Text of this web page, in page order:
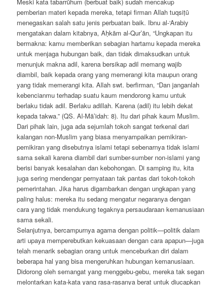
pemberian materi kepada mereka, tetapi firman Allah tuqsiṭū
menegaskan salah satu jenis perbuatan baik. Ibnu al-‘Arabiy
mengatakan dalam kitabnya, Aḥkām al-Qur’ān, “Ungkapan itu
bermakna: kamu memberikan sebagian hartamu kepada mereka
untuk menjaga hubungan baik, dan tidak dimaksudkan untuk
menunjuk makna adil, karena bersikap adil memang wajib
diambil, baik kepada orang yang memerangi kita maupun orang
yang tidak memerangi kita. Allah swt. berfirman, “Dan janganlah
kebencianmu terhadap suatu kaum mendorong kamu untuk
berlaku tidak adil. Berlaku adillah. Karena (adil) itu lebih dekat
kepada takwa.” (QS. Al-Mā’idah: 8). Itu dari pihak kaum Muslim.
Dari pihak lain, juga ada sejumlah tokoh sangat terkenal dari
kalangan non-Muslim yang biasa menyampaikan pemikiran-
pemikiran yang disebutnya islami tetapi sebenarnya tidak islami
sama sekali karena diambil dari sumber-sumber non-islami yang
berisi banyak kesalahan dan kebohongan. Di samping itu, kita
juga sering mendengar pernyataan tak pantas dari tokoh-tokoh
pemerintahan. Jika harus digambarkan dengan ungkapan yang
paling halus: mereka itu sedang mengatur negaranya dengan
cara yang tidak mendukung tegaknya persaudaraan kemanusiaan
sama sekali.
Selanjutnya, bercampurnya agama dengan politik—politik dalam
arti upaya memperebutkan kekuasaan dengan cara apapun—juga
telah menarik sebagian orang untuk menceburkan diri dalam
beberapa hal yang bisa mengeruhkan hubungan kemanusiaan.
Didorong oleh semangat yang menggebu-gebu, mereka tak segan
melontarkan kata-kata yang rasa-rasanya berat untuk diucapkan